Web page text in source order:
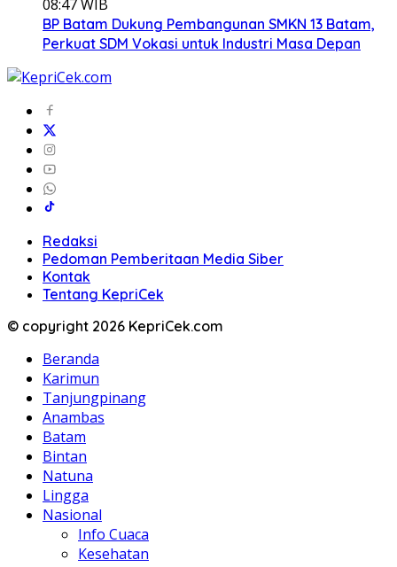
08:47 WIB
BP Batam Dukung Pembangunan SMKN 13 Batam,
Perkuat SDM Vokasi untuk Industri Masa Depan
Redaksi
Pedoman Pemberitaan Media Siber
Kontak
Tentang KepriCek
© copyright 2026 KepriCek.com
Beranda
Karimun
Tanjungpinang
Anambas
Batam
Bintan
Natuna
Lingga
Nasional
Info Cuaca
Kesehatan